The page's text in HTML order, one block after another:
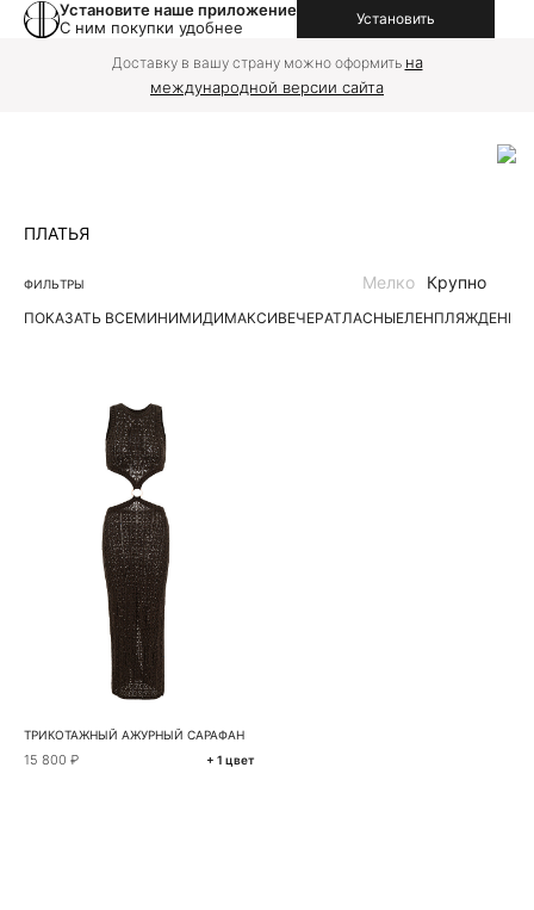
Установите наше приложение
С ним покупки удобнее
Установить
Доставку в вашу страну можно оформить на
международной версии сайта
ПЛАТЬЯ
ФИЛЬТРЫ
ПОКАЗАТЬ ВСЕМИНИМИДИМАКСИВЕЧЕРАТЛАСНЫЕЛЕНПЛЯЖДЕНИМ
Мелко Крупно
ТРИКОТАЖНЫЙ АЖУРНЫЙ САРАФАН
15 800 ₽ + 1 цвет